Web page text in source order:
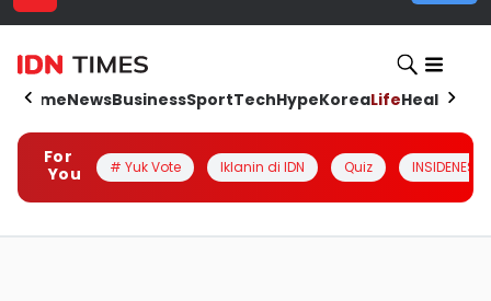
HomeNewsBusinessSportTechHypeKoreaLifeHealth
For
You
# Yuk Vote Iklanin di IDN Quiz INSIDENESIA